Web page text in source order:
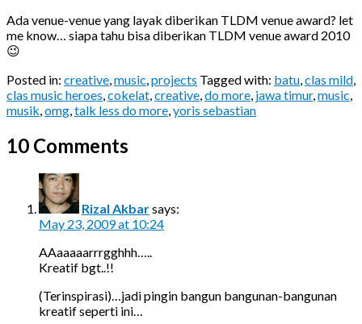
Ada venue-venue yang layak diberikan TLDM venue award? let
me know… siapa tahu bisa diberikan TLDM venue award 2010
😉
Posted in: creative,music,projects Tagged with: batu,clas mild,
clas music heroes,cokelat,creative,do more, jawa timur,music,
musik,omg,talk less do more,yoris sebastian
10 Comments
Rizal Akbarsays:
May 23, 2009 at 10:24
AAaaaaarrrgghhh…..
Kreatif bgt..!!
(Terinspirasi)…jadi pingin bangun bangunan-bangunan
kreatif seperti ini…